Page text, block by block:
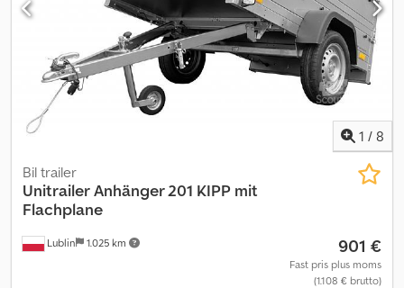
1 / 8
Lublin 1.025 km
Bil trailer
UnitrailerAnhänger 201 KIPP mit
Flachplane
901 €
Fast pris plus moms
(1.108 € brutto)